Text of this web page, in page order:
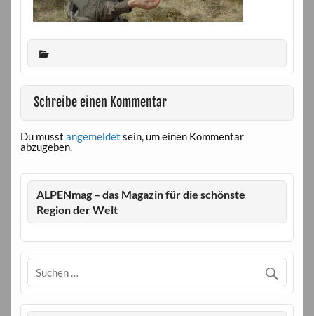
Schreibe einen Kommentar
Du musst angemeldet sein, um einen Kommentar
abzugeben.
ALPENmag – das Magazin für die schönste
Region der Welt